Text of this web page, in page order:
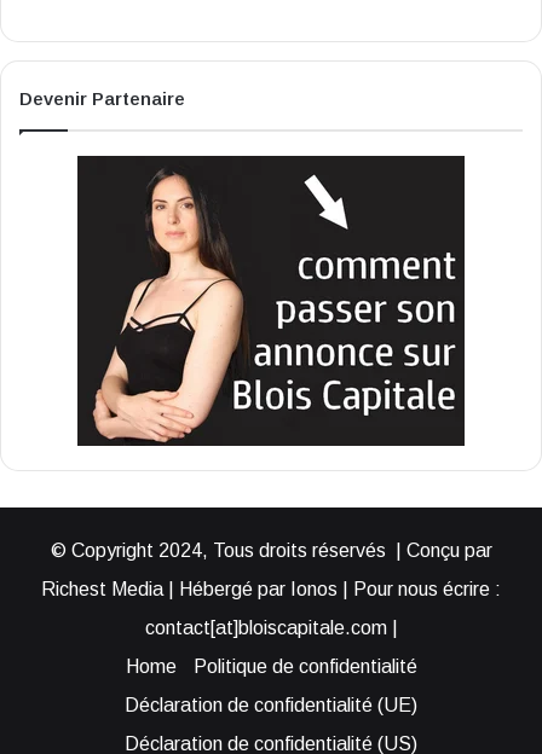
Devenir Partenaire
© Copyright 2024, Tous droits réservés | Conçu par
Richest Media | Hébergé par Ionos | Pour nous écrire :
contact[at]bloiscapitale.com |
Home
Politique de confidentialité
Déclaration de confidentialité (UE)
Déclaration de confidentialité (US)